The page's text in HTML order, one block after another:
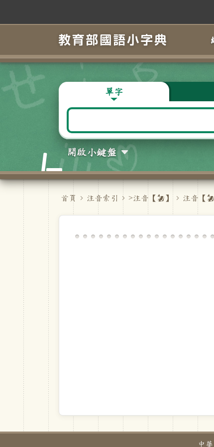
單字
開啟小鍵盤
首頁 注音索引 >注音【ㄉ】 注音【
中